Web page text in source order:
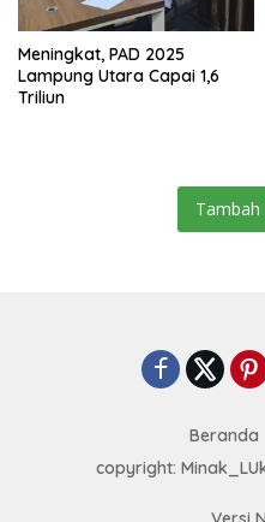
Meningkat, PAD 2025
Lampung Utara Capai 1,6
Triliun
Beranda
copyright: